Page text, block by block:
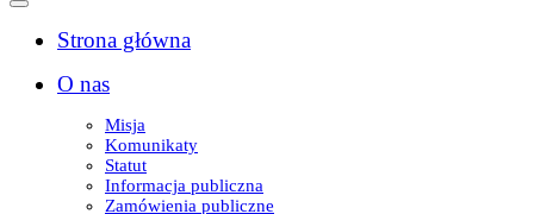
Menu
nawigacjiStrona główna
O nas
Misja
Komunikaty
Statut
Informacja publiczna
Zamówienia publiczne